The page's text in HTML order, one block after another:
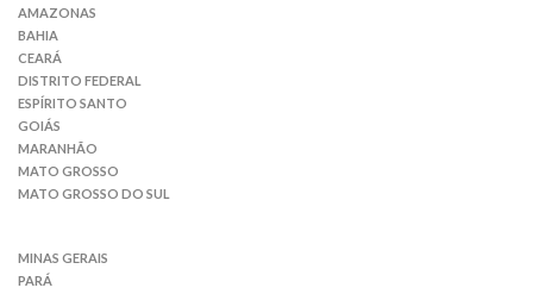
AMAZONAS
BAHIA
CEARÁ
DISTRITO FEDERAL
ESPÍRITO SANTO
GOIÁS
MARANHÃO
MATO GROSSO
MATO GROSSO DO SUL
MINAS GERAIS
PARÁ